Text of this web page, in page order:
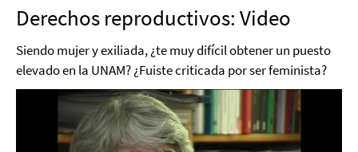
Derechos reproductivos: Video
Siendo mujer y exiliada, ¿te muy difícil obtener un puesto
elevado en la UNAM? ¿Fuiste criticada por ser feminista?